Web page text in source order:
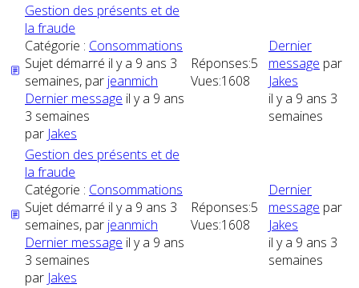
Gestion des présents et de
la fraude
Catégorie : Consommations
Sujet démarré il y a 9 ans 3
semaines, par jeanmich
Dernier message il y a 9 ans
3 semaines
par Jakes
Réponses:5
Vues:1608
Dernier
message par
Jakes
il y a 9 ans 3
semaines
Gestion des présents et de
la fraude
Catégorie : Consommations
Sujet démarré il y a 9 ans 3
semaines, par jeanmich
Dernier message il y a 9 ans
3 semaines
par Jakes
Réponses:5
Vues:1608
Dernier
message par
Jakes
il y a 9 ans 3
semaines